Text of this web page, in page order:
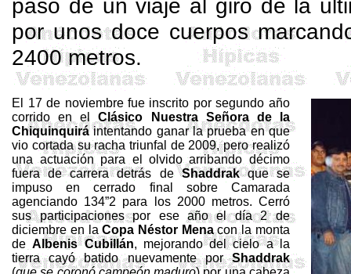
pasó de un viaje al giro de la
por unos doce cuerpos
2400 metros.
El 17 de noviembre fue inscrito por segundo año
corrido en elClásico Nuestra Señora de la
Chiquinquiráintentando ganar la prueba en que
vio cortada su racha triunfal de 2009, pero realizó
una actuación para el olvido arribando décimo
fuera de carrera detrás deShaddrakque se
impuso en cerrado final sobre Camarada
agenciando 134”2 para los 2000 metros. Cerró
sus participaciones por ese año el día 2 de
diciembre en laCopa Néstor Menacon la monta
deAlbenis Cubillán, mejorando del cielo a la
tierra cayó batido nuevamente porShaddrak